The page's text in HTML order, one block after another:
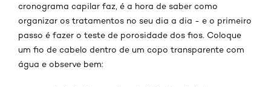
cronograma capilar faz, é a hora de saber como
organizar os tratamentos no seu dia a dia - e o primeiro
passo é fazer o teste de porosidade dos fios. Coloque
um fio de cabelo dentro de um copo transparente com
água e observe bem: